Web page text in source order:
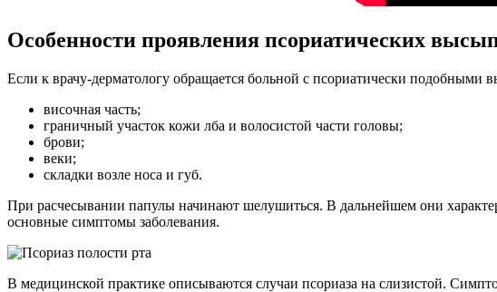
Особенности проявления псориатических
Если к врачу-дерматологу обращается больной с псориатически
височная часть;
граничный участок кожи лба и волосистой части головы;
брови;
веки;
складки возле носа и губ.
При расчесывании папулы начинают шелушиться. В дальнейшем они
основные симптомы заболевания.
В медицинской практике описываются случаи псориаза на слизистой.